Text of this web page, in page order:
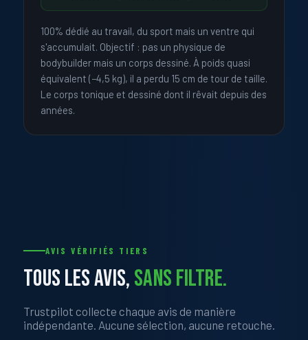
100% dédié au travail, du sport mais un ventre qui
s'accumulait. Objectif : pas un physique de
bodybuilder mais un corps dessiné. À poids quasi
équivalent (−4,5 kg), il a perdu 15 cm de tour de taille.
Le corps tonique et dessiné dont il rêvait depuis des
années.
AVIS VÉRIFIÉS TIERS
TOUS LES AVIS,SANS FILTRE.
Trustpilot collecte chaque avis de manière
indépendante. Aucune sélection, aucune retouche.